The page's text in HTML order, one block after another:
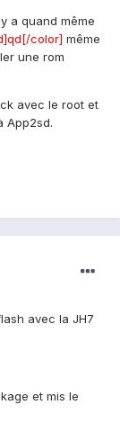
a quand même
color] même
une rom
avec le root et
App2sd.
avec la JH7
et mis le